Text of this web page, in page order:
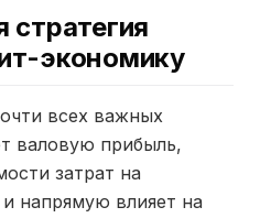
стратегия
экономику
всех важных
валовую прибыль,
затрат на
напрямую влияет на